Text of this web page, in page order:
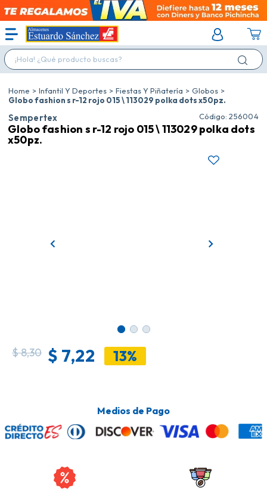
¡Hola! ¿Qué producto buscas?
Infantil Y Deportes Fiestas Y Piñatería
Globos
Globo fashion s r-12 rojo 015 \ 113029 polka dots x50pz.
Sempertex : 256004
Globo fashion s r-12 rojo 015 \ 113029 polka dots
x50pz.
$8,30 $ 7,22 13%
Medios de Pago